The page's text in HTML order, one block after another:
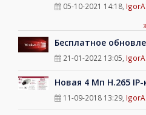
05-10-2021 14:18,
Бесплатное
21-01-2022 13:05
Новая 4 Мп H.265 IP-
11-09-2018 13:29,